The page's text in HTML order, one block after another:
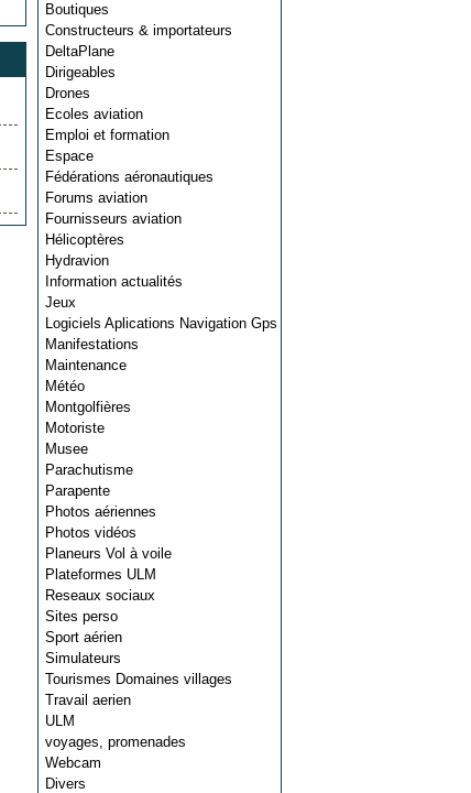
Boutiques
Constructeurs & importateurs
DeltaPlane
Dirigeables
Drones
Ecoles aviation
Emploi et formation
Espace
Fédérations aéronautiques
Forums aviation
Fournisseurs aviation
Hélicoptères
Hydravion
Information actualités
Jeux
Logiciels Aplications Navigation Gps
Manifestations
Maintenance
Météo
Montgolfières
Motoriste
Musee
Parachutisme
Parapente
Photos aériennes
Photos vidéos
Planeurs Vol à voile
Plateformes ULM
Reseaux sociaux
Sites perso
Sport aérien
Simulateurs
Tourismes Domaines villages
Travail aerien
ULM
voyages, promenades
Webcam
Divers